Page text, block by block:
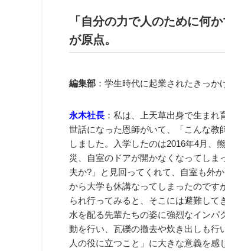
「自分の力で人のために何
が原点。
編集部 ：学生時代に起業されたきっか
永木社長 ：私は、上天草出身で生ま
世話になった恩師がいて、「こんな教
しました。入学したのは2016年4月、
災、自室のドアが開かなくなってしま
夫か?」と見回ってくれて、自室も外
から大学も休講なってしまったのです
られ行ってみると、そこには避難し
水を配る先輩たちの姿に強烈なイン
動を行い、瓦礫の撤去や炊き出しも行
人の役に立つこと」に大きな意義を